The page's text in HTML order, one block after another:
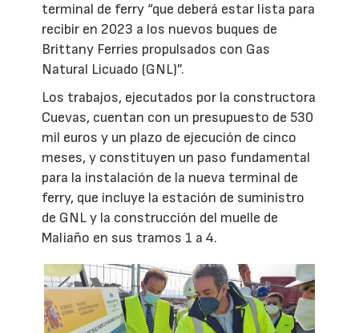
terminal de ferry “que deberá estar lista para
recibir en 2023 a los nuevos buques de
Brittany Ferries propulsados con Gas
Natural Licuado (GNL)”.
Los trabajos, ejecutados por la constructora
Cuevas, cuentan con un presupuesto de 530
mil euros y un plazo de ejecución de cinco
meses, y constituyen un paso fundamental
para la instalación de la nueva terminal de
ferry, que incluye la estación de suministro
de GNL y la construcción del muelle de
Maliaño en sus tramos 1 a 4.